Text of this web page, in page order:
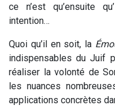
ce n’est qu’ensuite
intention…
Quoi qu’il en soit, la
indispensables du Juif
réaliser la volonté de
les nuances
applications concrètes